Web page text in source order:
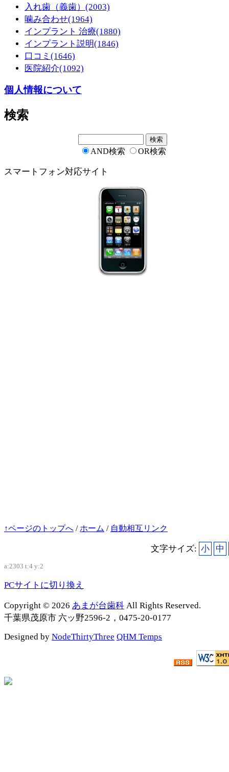
入れ歯（義歯） (2003)
噛み合わせ(1964)
インプラント 治療(1880)
インプラント説明(1846)
口コミ (1646)
医院紹介(1092)
個人情報について
検索
AND検索 OR検索
スマートフォン対応サイト
↑ページのトップへ / ホーム / 自動相互リンク
文字サイズ: 小 中
a:2303 t:4 y:2
PCサイトに切り換え
Copyright © 2026 あまが台歯科 All Rights Reserved.
千葉県茂原市 六ッ野2596-2，0475-20-0177
Designed by NodeThirtyThree QHM Temps